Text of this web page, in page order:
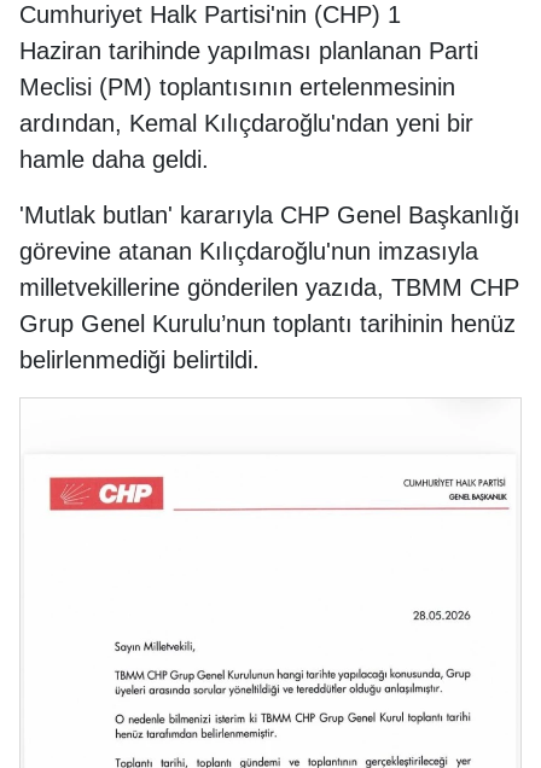
Cumhuriyet Halk Partisi'nin (CHP) 1
Haziran tarihinde yapılması planlanan Parti
Meclisi (PM) toplantısının ertelenmesinin
ardından, Kemal Kılıçdaroğlu'ndan yeni bir
hamle daha geldi.
'Mutlak butlan' kararıyla CHP Genel Başkanlığı
görevine atanan Kılıçdaroğlu'nun imzasıyla
milletvekillerine gönderilen yazıda, TBMM CHP
Grup Genel Kurulu’nun toplantı tarihinin henüz
belirlenmediği belirtildi.